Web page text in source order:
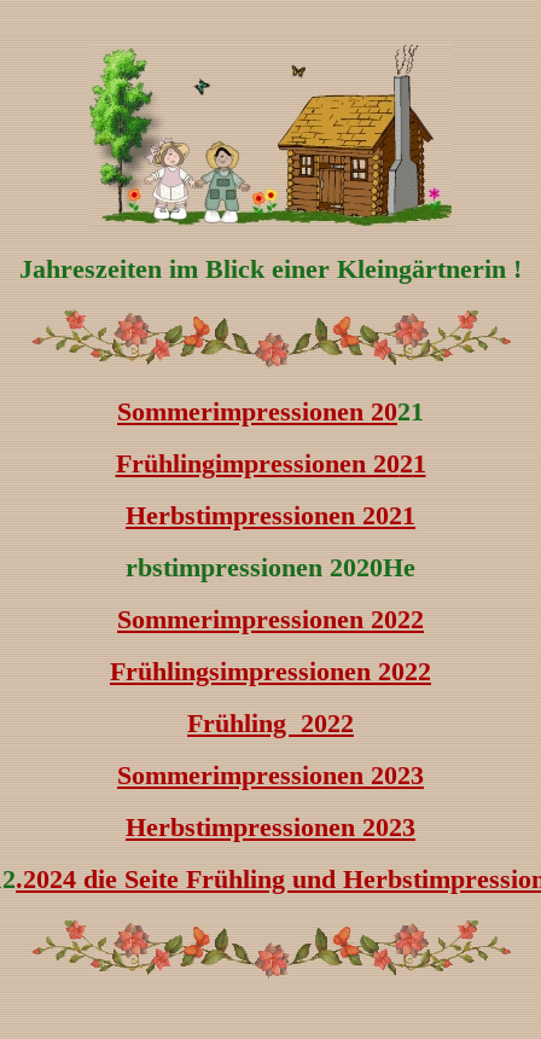
Jahreszeiten im Blick einer Kleingärtnerin !
Sommerimpressionen 2021
Frühlingimpressionen 2021
Herbstimpressionen 2021
rbstimpressionen 2020He
Sommerimpressionen 2022
Frühlingsimpressionen 2022
Frühling 2022
Sommerimpressionen 2023
Herbstimpressionen 2023
.2024 die Seite Frühling und